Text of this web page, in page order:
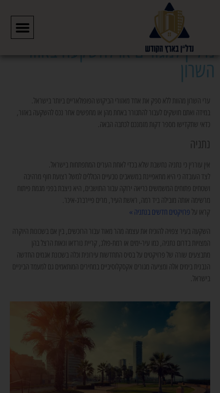
» נדל"ן למגורים או להשקעה באזור השרון
נדל"ן למגורים או להשקעה באזור
השרון
ערי השרון מהוות ללא ספק את אחד מאזורי הביקוש הפופולאריים ביותר בישראל.
במידה ואתם חושקים לעבור להתגורר באחת מהן או מחפשים אחר נכס להשקעה באזור,
כדאי שתקדישו מספר דקות מזמנכם לכתבה הבאה.
נתניה
אין עוררין כי נתניה נחשבת שלא בכדי לאחת הערים המתפתחות בישראל.
לצד העובדה כי היא מתאפיינת במשאבים טבעיים הכוללים למשל רצועת חוף מרהיבה
ושטחים פתוחים המשמשים כריאה ירוקה עבור התושבים, היא ניצבת בפני מגמת פיתוח
מרשימה אותה מובילה ביד רמה, ראשת העיר, מרים פיירברג-איכר.
קראו על פרויקטים חדשים בנתניה »
השקעה בעיר צפויה להוכיח את עצמה מהר מאוד עבור הרוכשים, בין אם בשכונות היוקרה
המצויות בדרום נתניה, כמו עיר-ימים או רמת-פולג, קריית נורדאו ונאות הרצל בהן
מתבצעים שורה של פרויקטים על בסיס התחדשות עירונית וכלה בשכונת אגמים החדשה
הנבנית בימים אלה ומציעה מגורים אקסקלוסיביים במחירים המותאמים גם למעמד הביניים
בישראל.